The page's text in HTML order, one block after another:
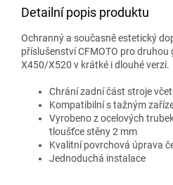
Detailní popis produktu
Ochranný a současně estetický
příslušenství CFMOTO pro
X450/X520 v krátké i dlouhé verzi.
Chrání zadní část stroje
Kompatibilní s tažným
Vyrobeno z ocelových
tloušťce stěny 2 mm
Kvalitní povrchová úprava
Jednoduchá instalace